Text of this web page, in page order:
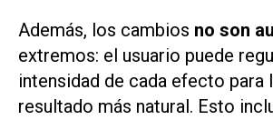
Además, los cambios no son
extremos: el usuario puede
intensidad de cada efecto para
resultado más natural. Esto